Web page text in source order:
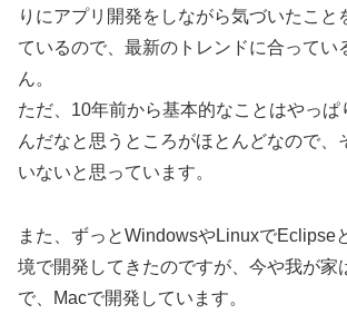
りにアプリ開発をしながら気づいたこと
ているので、最新のトレンドに合ってい
ん。
ただ、10年前から基本的なことはやっぱ
んだなと思うところがほとんどなので、
いないと思っています。
また、ずっとWindowsやLinuxでEclipse
境で開発してきたのですが、今や我が家
で、Macで開発しています。